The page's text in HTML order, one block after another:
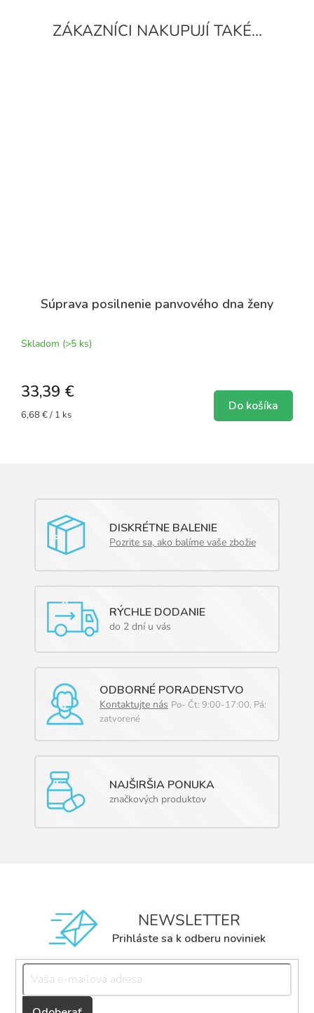
Súprava posilnenie panvového dna ženy
Skladom (>5 ks)
33,39 €
Jednotková
6,68 € / 1 ks
Do košíka
DISKRÉTNE BALENIE
Pozrite sa, ako balíme vaše zbožie
RÝCHLE DODANIE
do 2 dní u vás
ODBORNÉ PORADENSTVO
Kontaktujte nás Po- Čt: 9:00-17:00, Pá:
zatvorené
NAJŠIRŠIA PONUKA
značkových produktov
NEWSLETTER
Prihláste sa k odberu noviniek